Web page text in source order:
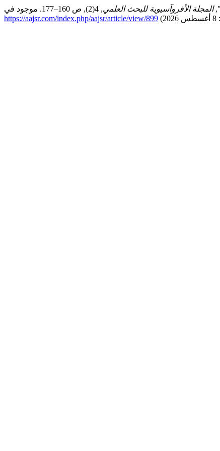
المجلة الأفروآسيوية للبحث العلمي
https://aajsr.com/index.php/aajsr/article/view/899